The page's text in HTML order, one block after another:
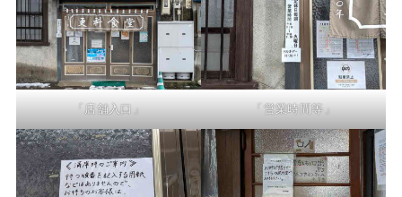
「店舗入口」 「営業時間等」